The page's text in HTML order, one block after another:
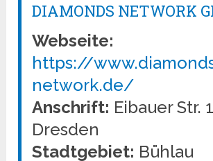
DIAMONDS NETWORK
Webseite:
https://
network.de/
Anschrift: Eibauer Str.
Dresden
Stadtgebiet: Bühlau